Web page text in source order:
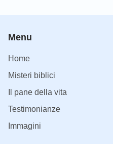
Menu
Home
Misteri biblici
Il pane della vita
Testimonianze
Immagini